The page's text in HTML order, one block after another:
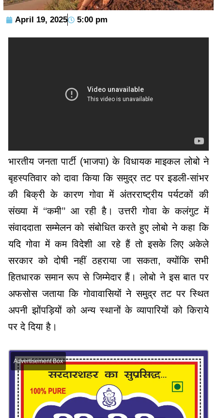
April 19, 2025 5:00 pm
भारतीय जनता पार्टी (भाजपा) के विधायक माइकल लोबो ने
बृहस्पतिवार को दावा किया कि समुद्र तट पर इडली-सांभर
की बिक्री के कारण गोवा में अंतरराष्ट्रीय पर्यटकों की
संख्या में ‘‘कमी’’ आ रही है। उत्तरी गोवा के कलंगुट में
संवाददाता सम्मेलन को संबोधित करते हुए लोबो ने कहा कि
यदि गोवा में कम विदेशी आ रहे हैं तो इसके लिए अकेले
सरकार को दोषी नहीं ठहराया जा सकता, क्योंकि सभी
हितधारक समान रूप से जिम्मेदार हैं। लोबो ने इस बात पर
अफसोस जताया कि गोवावासियों ने समुद्र तट पर स्थित
अपनी झोंपड़ियों को अन्य स्थानों के व्यापारियों को किराये
पर दे दिया है।
Advertisement Box